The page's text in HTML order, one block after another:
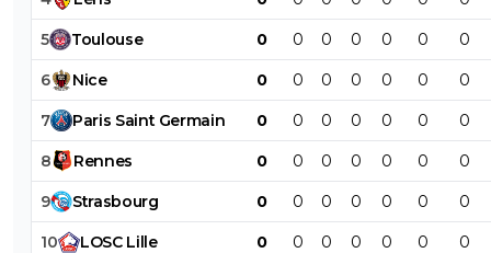
5 Toulouse 0 0 0 0 0 0 0
6 Nice 0 0 0 0 0 0 0
7 Paris Saint Germain 0 0 0 0 0 0 0
8 Rennes 0 0 0 0 0 0 0
9 Strasbourg 0 0 0 0 0 0 0
10 LOSC Lille 0 0 0 0 0 0 0